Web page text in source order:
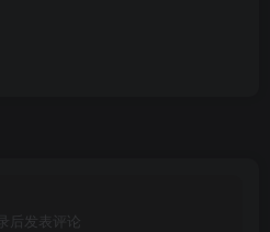
后发表评论